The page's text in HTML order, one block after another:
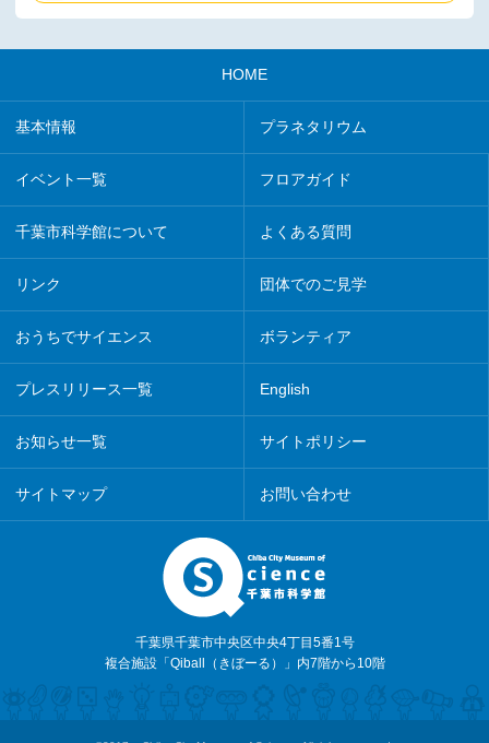
HOME
基本情報 プラネタリウム
イベント一覧 フロアガイド
千葉市科学館について よくある質問
リンク 団体でのご見学
おうちでサイエンス ボランティア
プレスリリース一覧 English
お知らせ一覧 サイトポリシー
サイトマップ お問い合わせ
千葉県千葉市中央区中央4丁目5番1号
複合施設「Qiball（きぼーる）」内7階から10階